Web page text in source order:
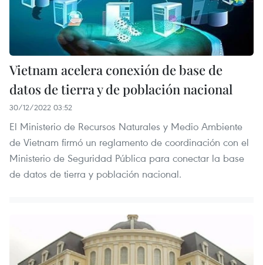
Vietnam acelera conexión de base de
datos de tierra y de población nacional
30/12/2022 03:52
El Ministerio de Recursos Naturales y Medio Ambiente
de Vietnam firmó un reglamento de coordinación con el
Ministerio de Seguridad Pública para conectar la base
de datos de tierra y población nacional.